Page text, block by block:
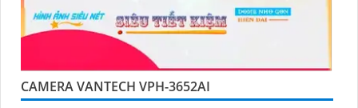
CAMERA VANTECH VPH-3652AI